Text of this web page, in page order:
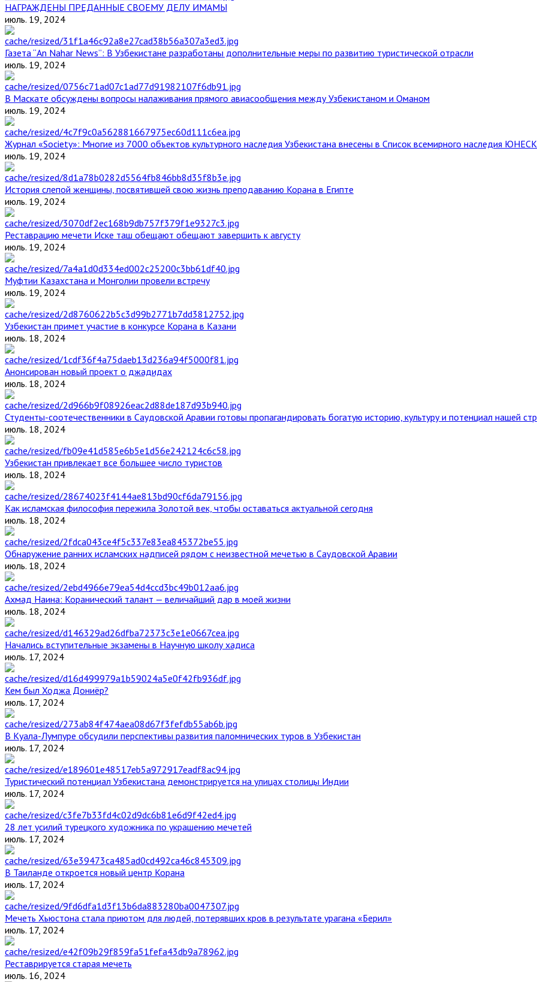
НАГРАЖДЕНЫ ПРЕДАННЫЕ СВОЕМУ ДЕЛУ ИМАМЫ
июль. 19, 2024
Газета “An Nahar News”: В Узбекистане разработаны дополнительные меры по развитию туристической отрасли
июль. 19, 2024
В Маскате обсуждены вопросы налаживания прямого авиасообщения между Узбекистаном и Оманом
июль. 19, 2024
Журнал «Society»: Многие из 7000 объектов культурного наследия Узбекистана внесены в Список всемирного наследия
июль. 19, 2024
История слепой женщины, посвятившей свою жизнь преподаванию Корана в Египте
июль. 19, 2024
Реставрацию мечети Иске таш обещают обещают завершить к августу
июль. 19, 2024
Муфтии Казахстана и Монголии провели встречу
июль. 19, 2024
Узбекистан примет участие в конкурсе Корана в Казани
июль. 18, 2024
Анонсирован новый проект о джадидах
июль. 18, 2024
Студенты-соотечественники в Саудовской Аравии готовы пропагандировать богатую историю, культуру и потенциал нашей
июль. 18, 2024
Узбекистан привлекает все большее число туристов
июль. 18, 2024
Как исламская философия пережила Золотой век, чтобы оставаться актуальной сегодня
июль. 18, 2024
Обнаружение ранних исламских надписей рядом с неизвестной мечетью в Саудовской Аравии
июль. 18, 2024
Ахмад Наина: Коранический талант — величайший дар в моей жизни
июль. 18, 2024
Начались вступительные экзамены в Научную школу хадиса
июль. 17, 2024
Кем был Ходжа Дониёр?
июль. 17, 2024
В Куала-Лумпуре обсудили перспективы развития паломнических туров в Узбекистан
июль. 17, 2024
Туристический потенциал Узбекистана демонстрируется на улицах столицы Индии
июль. 17, 2024
28 лет усилий турецкого художника по украшению мечетей
июль. 17, 2024
В Таиланде откроется новый центр Корана
июль. 17, 2024
Мечеть Хьюстона стала приютом для людей, потерявших кров в результате урагана «Берил»
июль. 17, 2024
Реставрируется старая мечеть
июль. 16, 2024